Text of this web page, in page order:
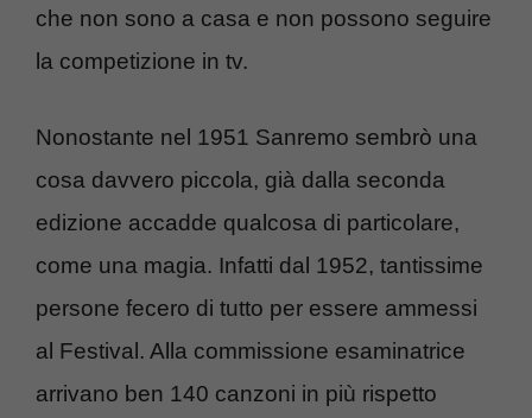
che non sono a casa e non possono seguire
la competizione in tv.
Nonostante nel 1951 Sanremo sembrò una
cosa davvero piccola, già dalla seconda
edizione accadde qualcosa di particolare,
come una magia. Infatti dal 1952, tantissime
persone fecero di tutto per essere ammessi
al Festival. Alla commissione esaminatrice
arrivano ben 140 canzoni in più rispetto